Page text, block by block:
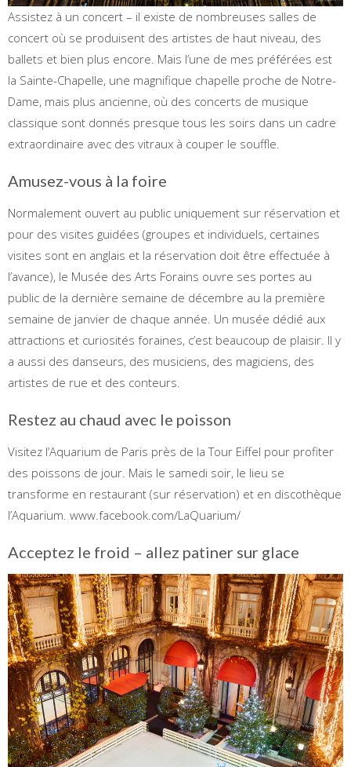
Assistez à un concert – il existe de nombreuses salles de
concert où se produisent des artistes de haut niveau, des
ballets et bien plus encore. Mais l’une de mes préférées est
la Sainte-Chapelle, une magnifique chapelle proche de Notre-
Dame, mais plus ancienne, où des concerts de musique
classique sont donnés presque tous les soirs dans un cadre
extraordinaire avec des vitraux à couper le souffle.
Amusez-vous à la foire
Normalement ouvert au public uniquement sur réservation et
pour des visites guidées (groupes et individuels, certaines
visites sont en anglais et la réservation doit être effectuée à
l’avance), le Musée des Arts Forains ouvre ses portes au
public de la dernière semaine de décembre au la première
semaine de janvier de chaque année. Un musée dédié aux
attractions et curiosités foraines, c’est beaucoup de plaisir. Il y
a aussi des danseurs, des musiciens, des magiciens, des
artistes de rue et des conteurs.
Restez au chaud avec le poisson
Visitez l’Aquarium de Paris près de la Tour Eiffel pour profiter
des poissons de jour. Mais le samedi soir, le lieu se
transforme en restaurant (sur réservation) et en discothèque
l’Aquarium. www.facebook.com/LaQuarium/
Acceptez le froid – allez patiner sur glace